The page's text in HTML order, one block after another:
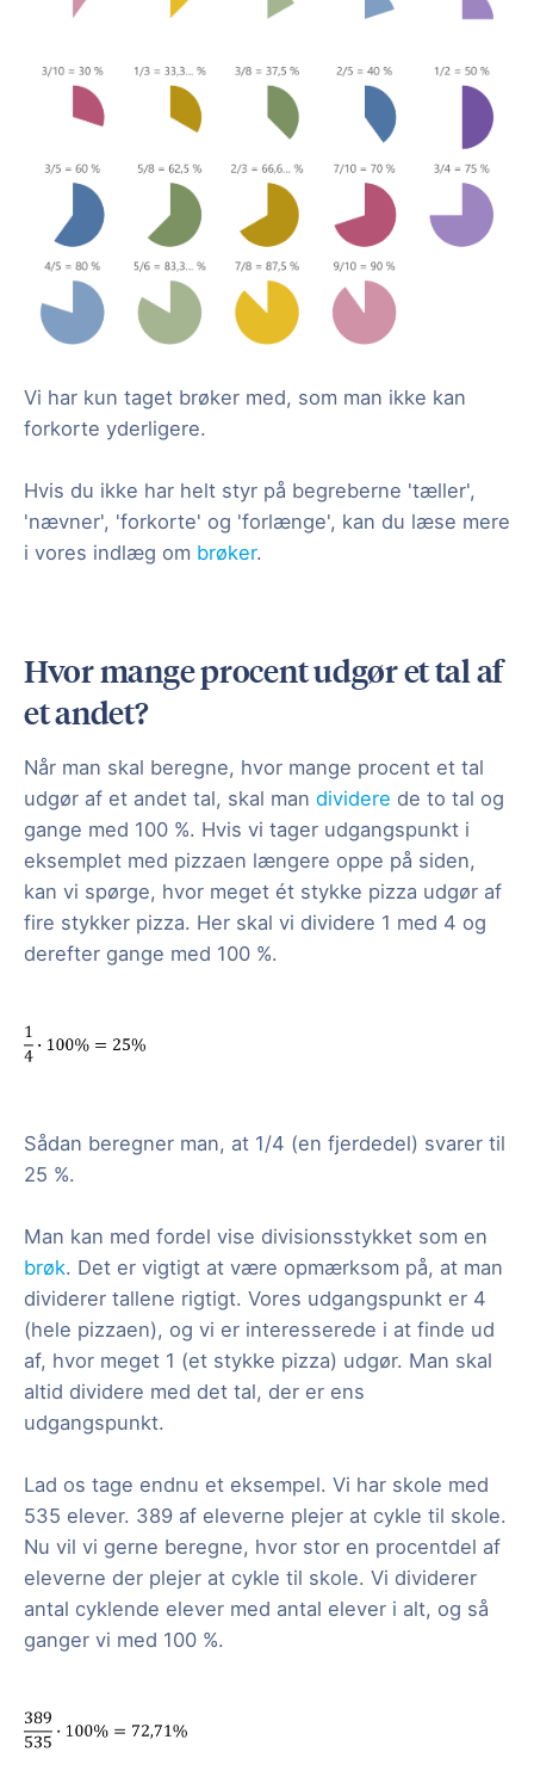
Vi har kun taget brøker med, som man ikke kan
forkorte yderligere.
Hvis du ikke har helt styr på begreberne 'tæller',
'nævner', 'forkorte' og 'forlænge', kan du læse mere
i vores indlæg om brøker.
Hvor mange procent udgør et tal af
et andet?
Når man skal beregne, hvor mange procent et tal
udgør af et andet tal, skal man dividere de to tal og
gange med 100 %. Hvis vi tager udgangspunkt i
eksemplet med pizzaen længere oppe på siden,
kan vi spørge, hvor meget ét stykke pizza udgør af
fire stykker pizza. Her skal vi dividere 1 med 4 og
derefter gange med 100 %.
Sådan beregner man, at 1/4 (en fjerdedel) svarer til
25 %.
Man kan med fordel vise divisionsstykket som en
brøk. Det er vigtigt at være opmærksom på, at man
dividerer tallene rigtigt. Vores udgangspunkt er 4
(hele pizzaen), og vi er interesserede i at finde ud
af, hvor meget 1 (et stykke pizza) udgør. Man skal
altid dividere med det tal, der er ens
udgangspunkt.
Lad os tage endnu et eksempel. Vi har skole med
535 elever. 389 af eleverne plejer at cykle til skole.
Nu vil vi gerne beregne, hvor stor en procentdel af
eleverne der plejer at cykle til skole. Vi dividerer
antal cyklende elever med antal elever i alt, og så
ganger vi med 100 %.